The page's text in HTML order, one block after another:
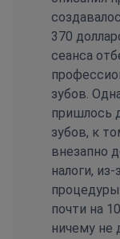
370
сеанса
зубов.
пришлось
зубов, к
внезапно
налоги,
почти на
ничему не